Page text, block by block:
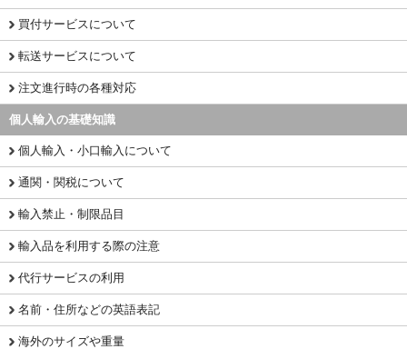
買付サービスについて
転送サービスについて
注文進行時の各種対応
個人輸入の基礎知識
個人輸入・小口輸入について
通関・関税について
輸入禁止・制限品目
輸入品を利用する際の注意
代行サービスの利用
名前・住所などの英語表記
海外のサイズや重量